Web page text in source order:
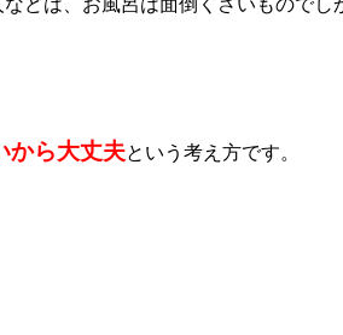
どは、お風呂は面倒くさいものでし
から大丈夫という考え方です。